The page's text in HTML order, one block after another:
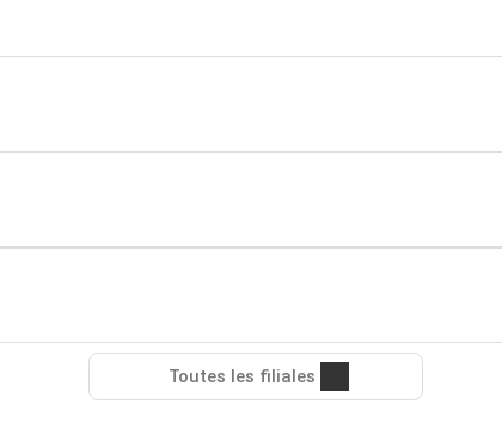
Toutes les filiales